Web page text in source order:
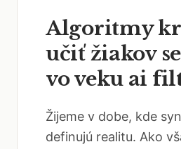
Algoritmy
učiť žiakov
vo veku ai
Žijeme v dobe, kde
definujú realitu. Ako